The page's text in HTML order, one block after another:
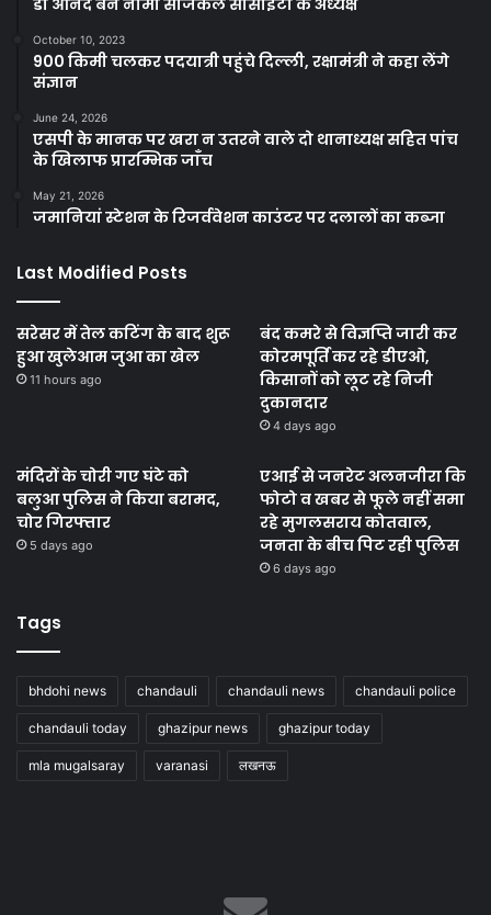
October 10, 2023
900 किमी चलकर पदयात्री पहुंचे दिल्ली, रक्षामंत्री ने कहा लेंगे
संज्ञान
June 24, 2026
एसपी के मानक पर खरा न उतरने वाले दो थानाध्यक्ष सहित पांच
के खिलाफ प्रारम्भिक जाँच
May 21, 2026
जमानियां स्टेशन के रिजर्ववेशन काउंटर पर दलालों का कब्जा
Last Modified Posts
सरेसर में तेल कटिंग के बाद शुरू
हुआ खुलेआम जुआ का खेल
11 hours ago
बंद कमरे से विज्ञप्ति जारी कर
कोरमपूर्ति कर रहे डीएओ,
किसानों को लूट रहे निजी
दुकानदार
4 days ago
मंदिरों के चोरी गए घंटे को
बलुआ पुलिस ने किया बरामद,
चोर गिरफ्तार
5 days ago
एआई से जनरेट अलनजीरा कि
फोटो व खबर से फूले नहीं समा
रहे मुगलसराय कोतवाल,
जनता के बीच पिट रही पुलिस
6 days ago
Tags
bhdohi news chandauli chandauli news chandauli police
chandauli today ghazipur news ghazipur today
mla mugalsaray varanasi लखनऊ